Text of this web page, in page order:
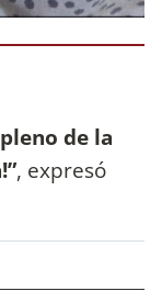
de la
, expresó